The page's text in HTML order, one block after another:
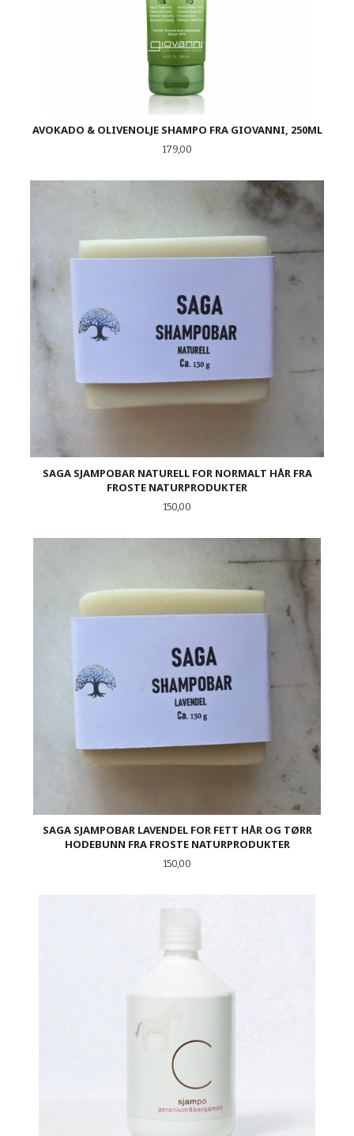
AVOKADO & OLIVENOLJE SHAMPO FRA GIOVANNI, 250ML
Pris
179,00
SAGA SJAMPOBAR NATURELL FOR NORMALT HÅR FRA
FROSTE NATURPRODUKTER
Pris
150,00
SAGA SJAMPOBAR LAVENDEL FOR FETT HÅR OG TØRR
HODEBUNN FRA FROSTE NATURPRODUKTER
Pris
150,00